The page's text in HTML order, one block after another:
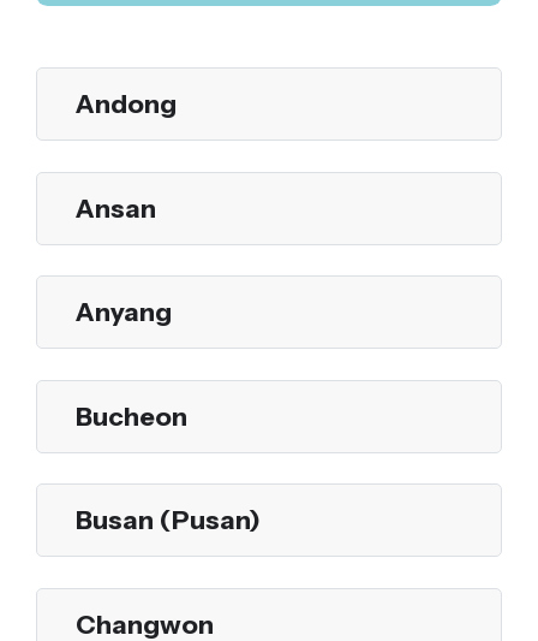
Andong
Ansan
Anyang
Bucheon
Busan (Pusan)
Changwon